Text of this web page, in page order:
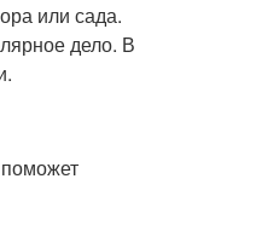
или сада.
дело. В